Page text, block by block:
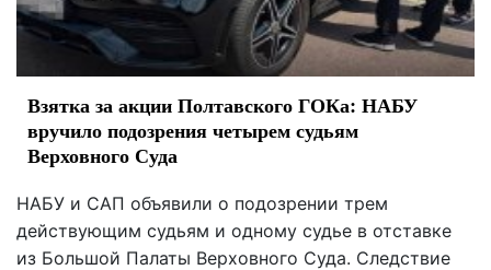
Взятка за акции Полтавского ГОКа: НАБУ
вручило подозрения четырем судьям
Верховного Суда
НАБУ и САП объявили о подозрении трем
действующим судьям и одному судье в отставке
из Большой Палаты Верховного Суда. Следствие